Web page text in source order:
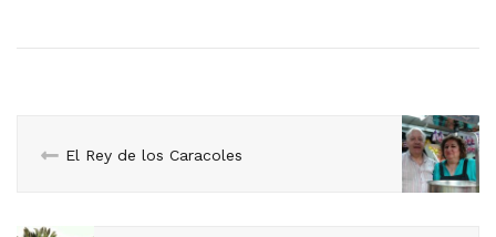
El Rey de los Caracoles